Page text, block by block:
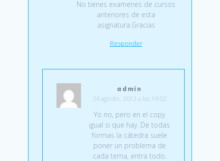
No tienes examenes de cursos
anteriores de esta
asignatura.Gracias
Responder
admin
26 agosto, 2012 a las 19:02
Yo no, pero en el copy
igual si que hay. De todas
formas la cátedra suele
poner un problema de
cada tema, entra todo.